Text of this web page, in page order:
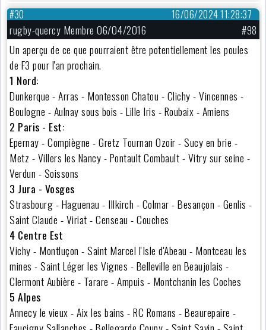
16/06/2024 11:28:37
#30
rugby-quercy Membre 06/04/2016
#98
Un aperçu de ce que pourraient être potentiellement les poules
de F3 pour l'an prochain.
1 Nord:
Dunkerque - Arras - Montesson Chatou - Clichy - Vincennes -
Boulogne - Aulnay sous bois - Lille Iris - Roubaix - Amiens
2 Paris - Est:
Epernay - Compiègne - Gretz Tournan Ozoir - Sucy en brie -
Metz - Villers les Nancy - Pontault Combault - Vitry sur seine -
Verdun - Soissons
3 Jura - Vosges
Strasbourg - Haguenau - Illkirch - Colmar - Besançon - Genlis -
Saint Claude - Viriat - Censeau - Couches
4 Centre Est
Vichy - Montluçon - Saint Marcel l'Isle d'Abeau - Montceau les
mines - Saint Léger les Vignes - Belleville en Beaujolais -
Clermont Aubière - Tarare - Ampuis - Montchanin les Coches
5 Alpes
Annecy le vieux - Aix les bains - RC Romans - Beaurepaire -